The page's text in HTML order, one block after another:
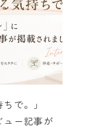
で。」
ュー記事が